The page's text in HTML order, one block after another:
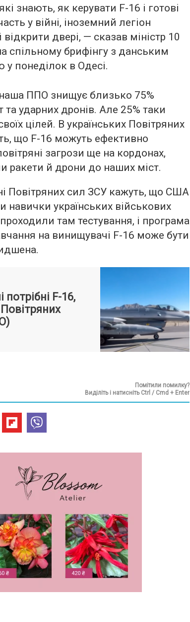
знають, як керувати F-16 і готові
у війні, іноземний легіон
відкрити двері, — сказав міністр 10
спільному брифінгу з данським
у понеділок в Одесі.
ППО знищує близько 75%
та ударних дронів. Але 25% таки
цілей. В українських Повітряних
що F-16 можуть ефективно
загрози ще на кордонах,
ракети й дрони до наших міст.
Повітряних сил ЗСУ кажуть, що США
навички українських військових
там тестування, і програма
на винищувачі F-16 може бути
потрібні F-16,
Помітили помилку?
Виділіть і натисніть Ctrl / Cmd + Enter